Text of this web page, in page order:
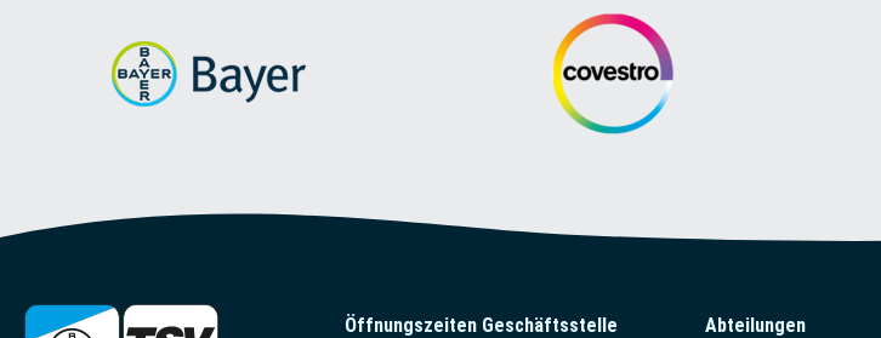
Öffnungszeiten Geschäftsstelle
Abteilungen